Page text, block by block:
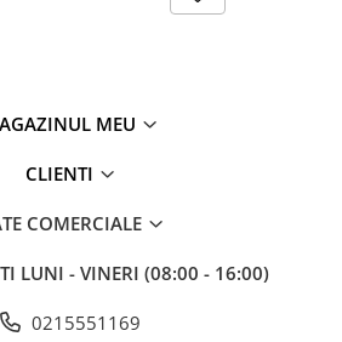
ale camerei. Astfel poti verifica
MEU
CLIENTI
COMERCIALE
LUNI - VINERI (08:00 - 16:00)
0215551169